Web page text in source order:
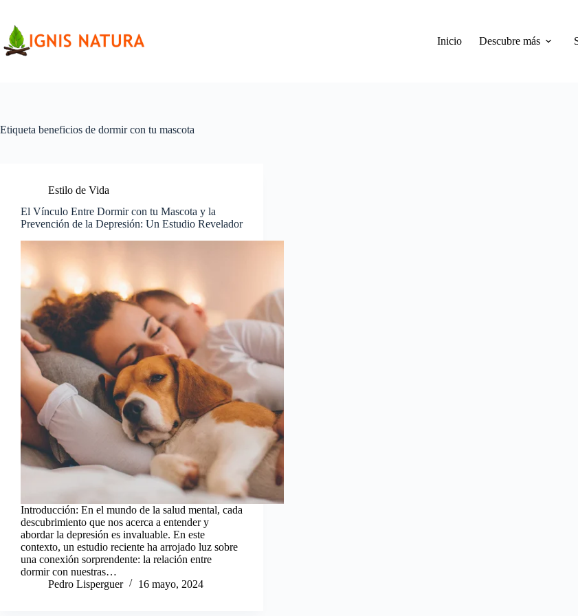
contenido
Inicio
Descubre más
Etiqueta beneficios de dormir con tu mascota
Estilo de Vida
El Vínculo Entre Dormir con tu Mascota y la
Prevención de la Depresión: Un Estudio Revelador
Introducción: En el mundo de la salud mental, cada
descubrimiento que nos acerca a entender y
abordar la depresión es invaluable. En este
contexto, un estudio reciente ha arrojado luz sobre
una conexión sorprendente: la relación entre
dormir con nuestras…
Pedro Lisperguer
16 mayo, 2024